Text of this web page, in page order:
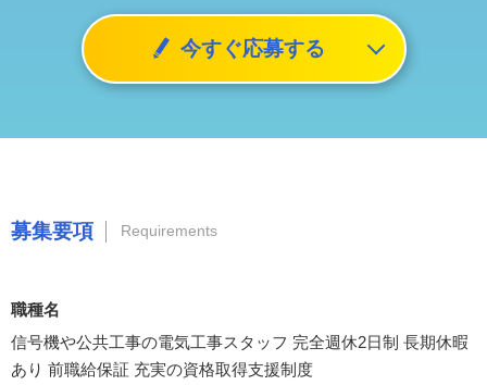
今すぐ応募する
募集要項 Requirements
職種名
信号機や公共工事の電気工事スタッフ 完全週休2日制 長期休暇
あり 前職給保証 充実の資格取得支援制度